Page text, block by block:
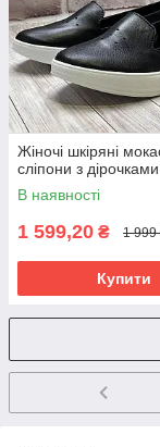
Жіночі шкіряні
сліпони з дірочками
В наявності
1 599,20 ₴ 1 999
Купити